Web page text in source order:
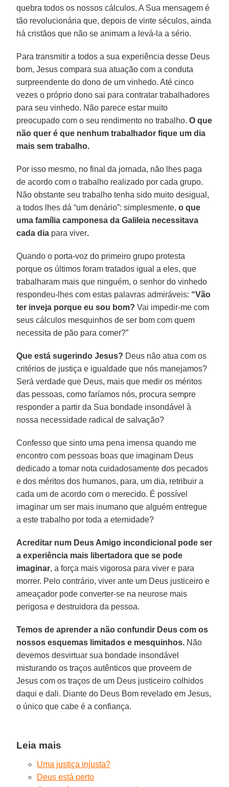
quebra todos os nossos cálculos. A Sua mensagem é
tão revolucionária que, depois de vinte séculos, ainda
há cristãos que não se animam a levá-la a sério.
Para transmitir a todos a sua experiência desse Deus
bom, Jesus compara sua atuação com a conduta
surpreendente do dono de um vinhedo. Até cinco
vezes o próprio dono sai para contratar trabalhadores
para seu vinhedo. Não parece estar muito
preocupado com o seu rendimento no trabalho.O que
não quer é que nenhum trabalhador fique um dia
mais sem trabalho.
Por isso mesmo, no final da jornada, não lhes paga
de acordo com o trabalho realizado por cada grupo.
Não obstante seu trabalho tenha sido muito desigual,
a todos lhes dá “um denário”: simplesmente, o que
uma família camponesa da Galileia necessitava
cada dia para viver.
Quando o porta-voz do primeiro grupo protesta
porque os últimos foram tratados igual a eles, que
trabalharam mais que ninguém, o senhor do vinhedo
respondeu-lhes com estas palavras admiráveis: “Vão
ter inveja porque eu sou bom? Vai impedir-me com
seus cálculos mesquinhos de ser bom com quem
necessita de pão para comer?”
Que está sugerindo Jesus? Deus não atua com os
critérios de justiça e igualdade que nós manejamos?
Será verdade que Deus, mais que medir os méritos
das pessoas, como faríamos nós, procura sempre
responder a partir da Sua bondade insondável à
nossa necessidade radical de salvação?
Confesso que sinto uma pena imensa quando me
encontro com pessoas boas que imaginam Deus
dedicado a tomar nota cuidadosamente dos pecados
e dos méritos dos humanos, para, um dia, retribuir a
cada um de acordo com o merecido. É possível
imaginar um ser mais inumano que alguém entregue
a este trabalho por toda a eternidade?
Acreditar num Deus Amigo incondicional pode ser
a experiência mais libertadora que se pode
imaginar, a força mais vigorosa para viver e para
morrer. Pelo contrário, viver ante um Deus justiceiro e
ameaçador pode converter-se na neurose mais
perigosa e destruidora da pessoa.
Temos de aprender a não confundir Deus com os
nossos esquemas limitados e mesquinhos. Não
devemos desvirtuar sua bondade insondável
misturando os traços autênticos que proveem de
Jesus com os traços de um Deus justiceiro colhidos
daqui e dali. Diante do Deus Bom revelado em Jesus,
o único que cabe é a confiança.
Leia mais
Uma justiça injusta?
Deus está perto